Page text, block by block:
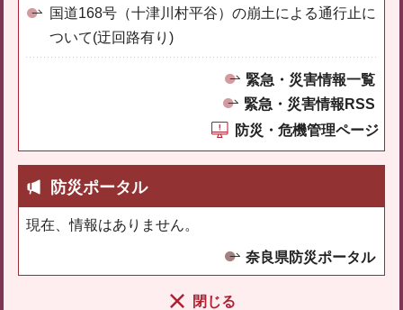
国道168号（十津川村平谷）の崩土による通行止に
ついて(迂回路有り)
緊急・災害情報一覧
緊急・災害情報RSS
防災・危機管理ページ
防災ポータル
現在、情報はありません。
奈良県防災ポータル
閉じる